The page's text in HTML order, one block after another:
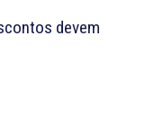
devem